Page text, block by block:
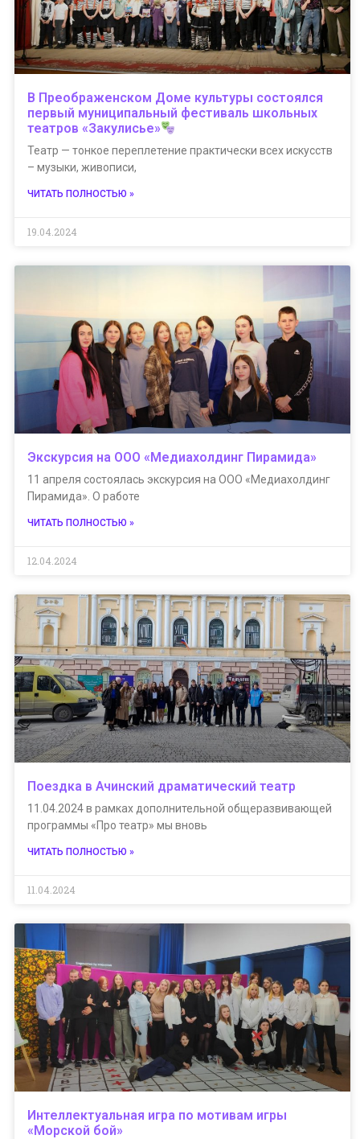
В Преображенском Доме культуры состоялся
первый муниципальный фестиваль школьных
театров «Закулисье»
Театр — тонкое переплетение практически всех искусств
– музыки, живописи,
ЧИТАТЬ ПОЛНОСТЬЮ »
19.04.2024
Экскурсия на ООО «Медиахолдинг Пирамида»
11 апреля состоялась экскурсия на ООО «Медиахолдинг
Пирамида». О работе
ЧИТАТЬ ПОЛНОСТЬЮ »
12.04.2024
Поездка в Ачинский драматический театр
11.04.2024 в рамках дополнительной общеразвивающей
программы «Про театр» мы вновь
ЧИТАТЬ ПОЛНОСТЬЮ »
11.04.2024
Интеллектуальная игра по мотивам игры
«Морской бой»